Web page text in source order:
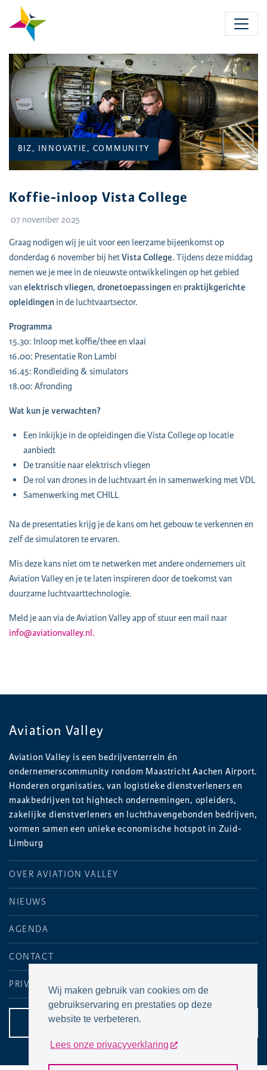
Wij maken gebruik van cookies om de
gebruikservaring en prestaties op deze
website te verbeteren.
Lees onze privacyverklaring
content
CATEGORIEËN:
BIZ, INNOVATIE, COMMUNITY
Koffie-inloop Vista College
07 november 2025
Graag nodigen wij je uit voor een leerzame bijeenkomst op
donderdag 6 november bij hetVista College. Tijdens deze middag
nemen we je mee in de nieuwste ontwikkelingen op het gebied
vanelektrisch vliegen,dronetoepassingenenpraktijkgerichte
opleidingenin de luchtvaartsector.
Programma
15.30: Inloop met koffie/thee en vlaai
16.00: Presentatie Ron Lambi
16.45: Rondleiding & simulators
18.00: Afronding
Wat kun je verwachten?
Een inkijkje in de opleidingen die Vista College op locatie
aanbiedt
De transitie naar elektrisch vliegen
De rol van drones in de luchtvaart én in samenwerking met VDL
Samenwerking met CHILL
Na de presentaties krijg je de kans om het gebouw te verkennen en
zelf de simulatoren te ervaren.
Mis deze kans niet om te netwerken met andere ondernemers uit
Aviation Valley en je te laten inspireren door de toekomst van
duurzame luchtvaarttechnologie.
Meld je aan via de Aviation Valley app of stuur een mail naar
info@aviationvalley.nl.
Aviation Valley
Aviation Valley is een bedrijventerrein én
ondernemerscommunity rondom Maastricht Aachen Airport.
Honderen organisaties, van logistieke dienstverleners en
maakbedrijven tot hightech ondernemingen, opleiders,
zakelijke dienstverleners en luchthavengebonden bedrijven,
vormen samen een unieke economische hotspot in Zuid-
Limburg
OVER AVIATION VALLEY
NIEUWS
AGENDA
CONTACT
PRIVACYVERKLARING
CONTACTPAGINA